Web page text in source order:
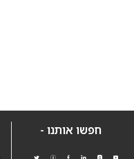
חפשו אותנו -